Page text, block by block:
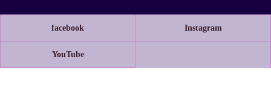
facebook Instagram
YouTube